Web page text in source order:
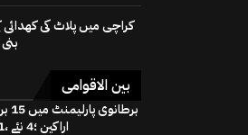
کراچی میں پلاٹ کی
بین الاقوامی
اراکین ؛4 نئے ،11 پرانے چہرے